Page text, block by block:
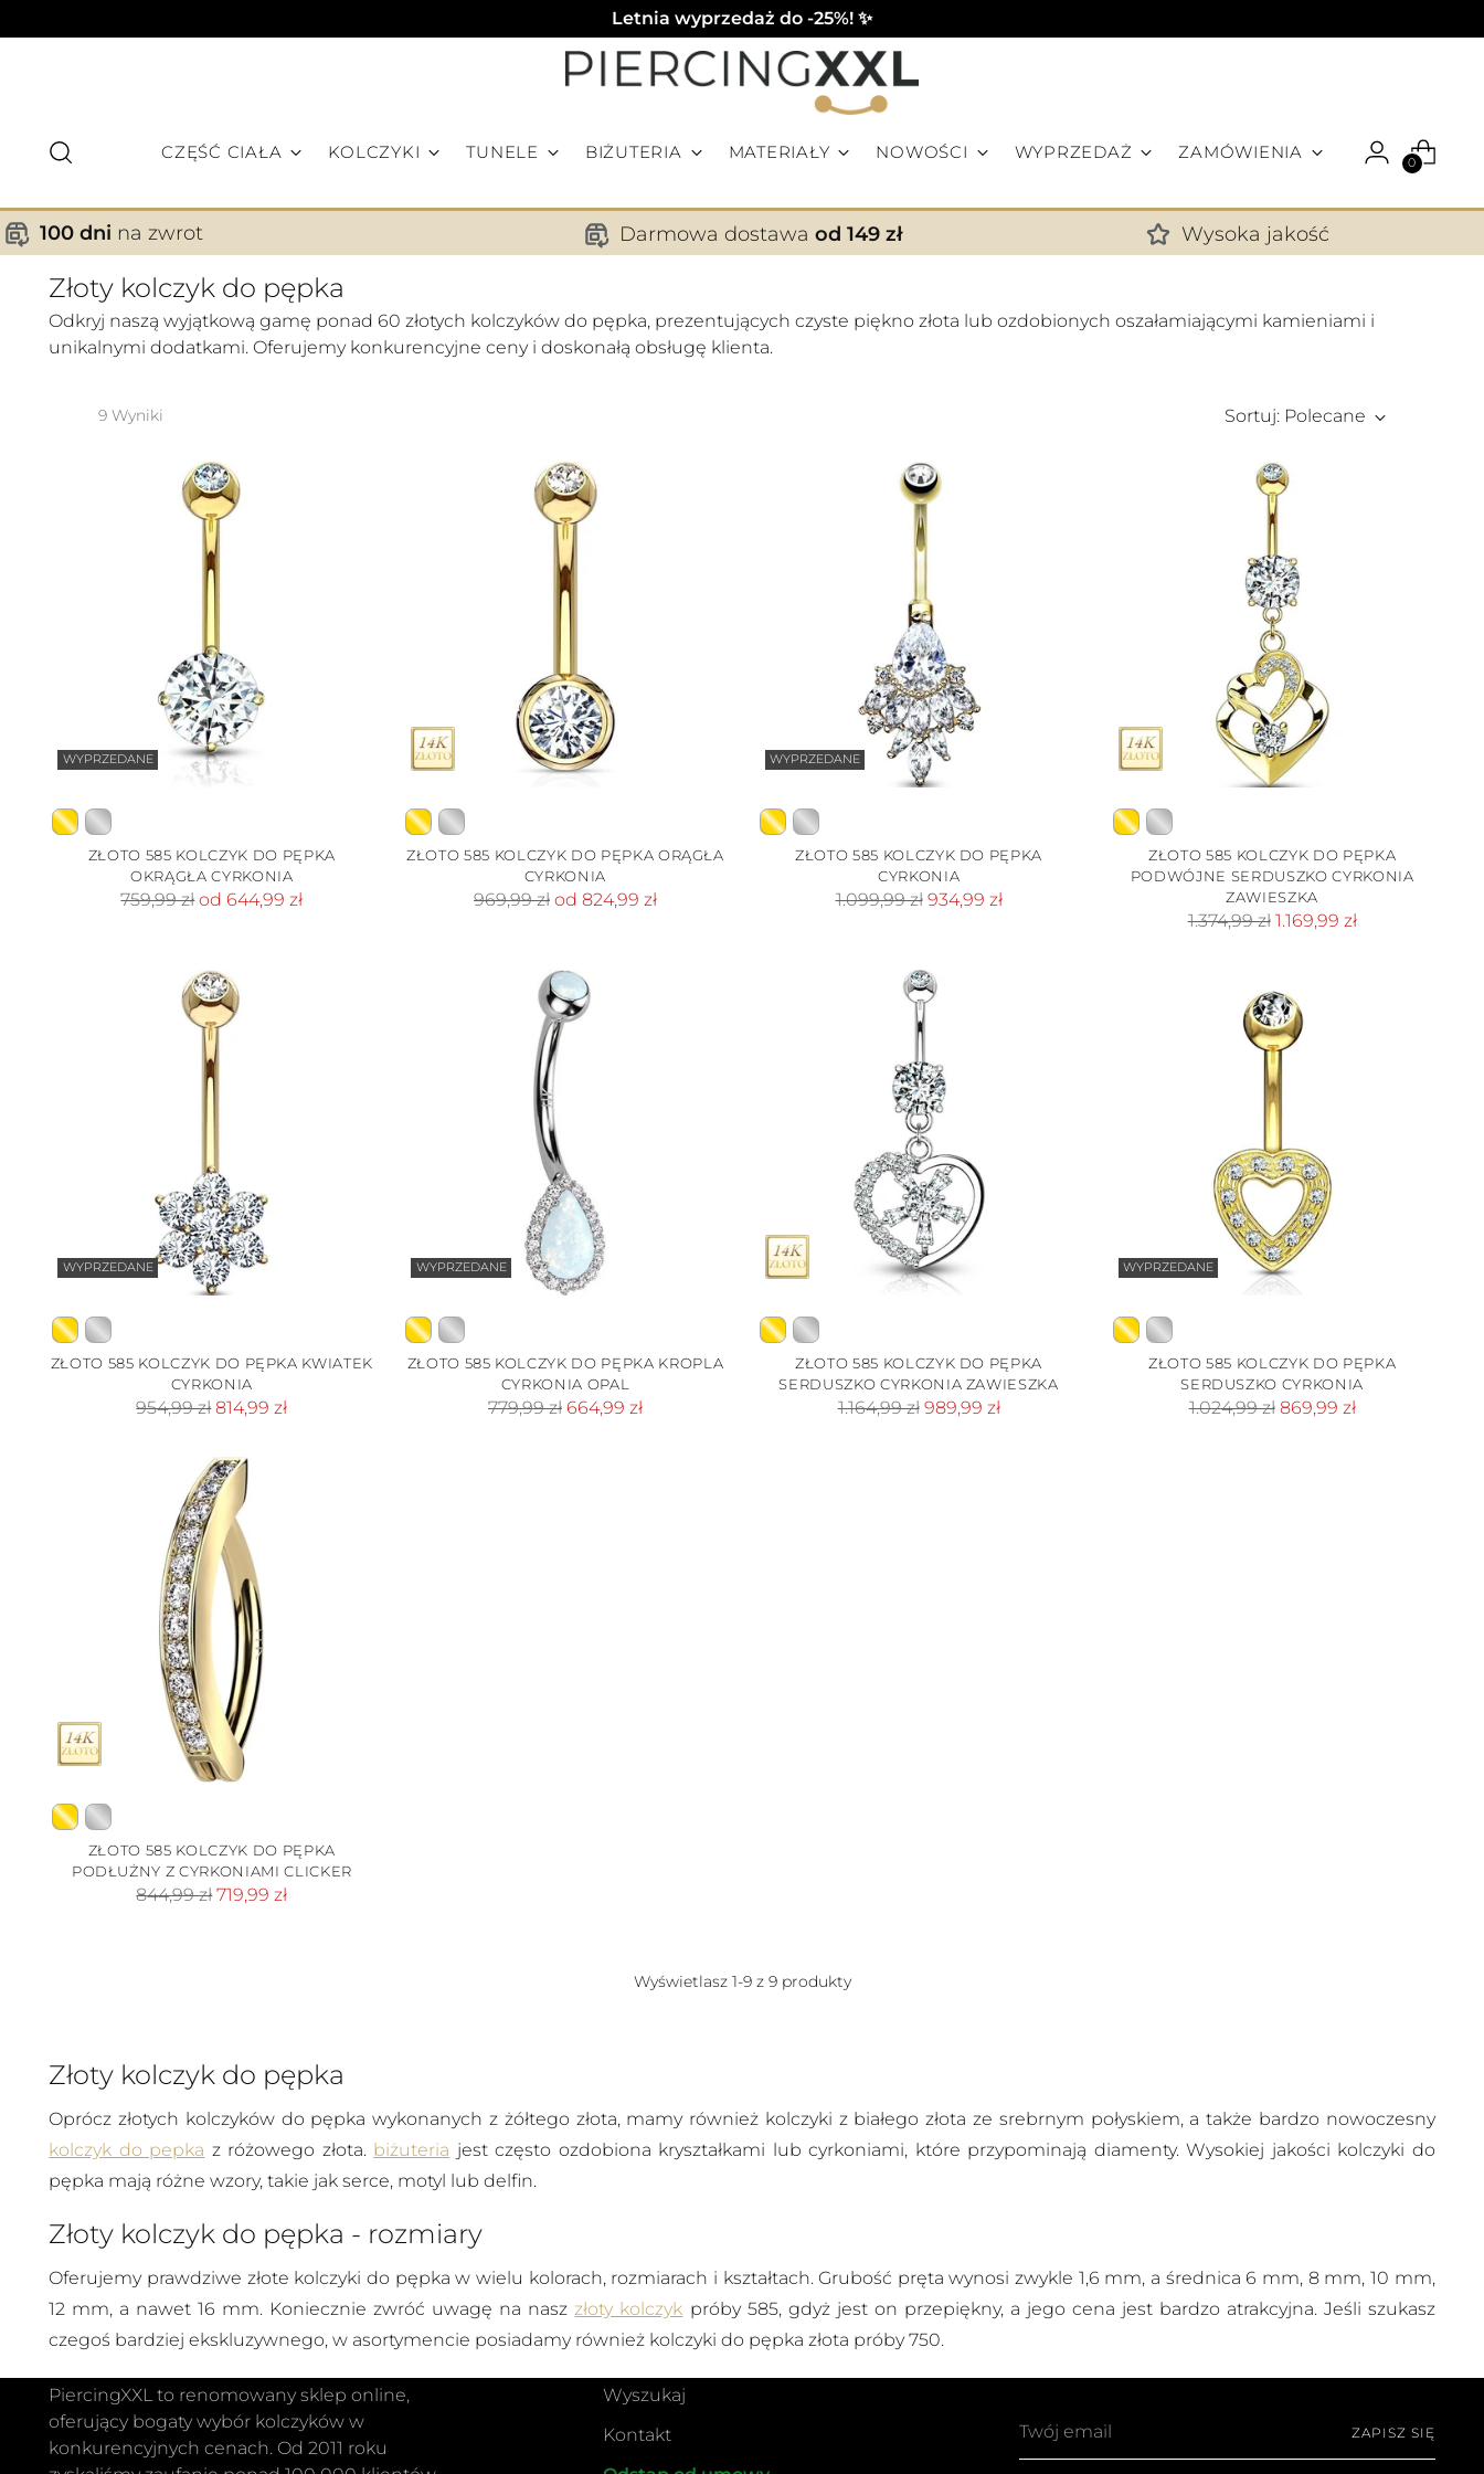
Letnia wyprzedaż do -25%! ✨
CZĘŚĆ CIAŁA KOLCZYKI TUNELE BIŻUTERIA MATERIAŁY NOWOŚCI WYPRZEDAŻ ZAMÓWIENIA
0
✕
100 dni na zwrot Darmowa dostawa od 149 zł Wysoka jakość
Złoty kolczyk do pępka
Odkryj naszą wyjątkową gamę ponad 60 złotych kolczyków do pępka, prezentujących czyste piękno złota lub ozdobionych oszałamiającymi kamieniami i
unikalnymi dodatkami. Oferujemy konkurencyjne ceny i doskonałą obsługę klienta.
9 Wyniki Sortuj: Polecane
WYPRZEDANE
ZŁOTO 585 KOLCZYK DO PĘPKA
OKRĄGŁA CYRKONIA
Cena
759,99 zł od 644,99 zł
ZŁOTO 585 KOLCZYK DO PĘPKA ORĄGŁA
CYRKONIA
Cena
969,99 zł od 824,99 zł
WYPRZEDANE
ZŁOTO 585 KOLCZYK DO PĘPKA
CYRKONIA
Cena
1.099,99 zł 934,99 zł
ZŁOTO 585 KOLCZYK DO PĘPKA
PODWÓJNE SERDUSZKO CYRKONIA
ZAWIESZKA
Cena
1.374,99 zł 1.169,99 zł
WYPRZEDANE
ZŁOTO 585 KOLCZYK DO PĘPKA KWIATEK
CYRKONIA
Cena
954,99 zł 814,99 zł
WYPRZEDANE
ZŁOTO 585 KOLCZYK DO PĘPKA KROPLA
CYRKONIA OPAL
Cena
779,99 zł 664,99 zł
ZŁOTO 585 KOLCZYK DO PĘPKA
SERDUSZKO CYRKONIA ZAWIESZKA
Cena
1.164,99 zł 989,99 zł
WYPRZEDANE
ZŁOTO 585 KOLCZYK DO PĘPKA
SERDUSZKO CYRKONIA
Cena
1.024,99 zł 869,99 zł
ZŁOTO 585 KOLCZYK DO PĘPKA
PODŁUŻNY Z CYRKONIAMI CLICKER
Cena
844,99 zł 719,99 zł
Wyświetlasz 1-9 z 9 produkty
Złoty kolczyk do pępka
Oprócz złotych kolczyków do pępka wykonanych z żółtego złota, mamy również kolczyki z białego złota ze srebrnym połyskiem, a także bardzo nowoczesny
kolczyk do pepka z różowego złota. biżuteria jest często ozdobiona kryształkami lub cyrkoniami, które przypominają diamenty. Wysokiej jakości kolczyki do
pępka mają różne wzory, takie jak serce, motyl lub delfin.
Złoty kolczyk do pępka - rozmiary
Oferujemy prawdziwe złote kolczyki do pępka w wielu kolorach, rozmiarach i kształtach. Grubość pręta wynosi zwykle 1,6 mm, a średnica 6 mm, 8 mm, 10 mm,
12 mm, a nawet 16 mm. Koniecznie zwróć uwagę na naszzłoty kolczyk próby 585, gdyż jest on przepiękny, a jego cena jest bardzo atrakcyjna. Jeśli szukasz
czegoś bardziej ekskluzywnego, w asortymencie posiadamy również kolczyki do pępka złota próby 750.
PiercingXXL to renomowany sklep online,
oferujący bogaty wybór kolczyków w
konkurencyjnych cenach. Od 2011 roku
Wyszukaj
Kontakt
email
ZAPISZ SIĘ